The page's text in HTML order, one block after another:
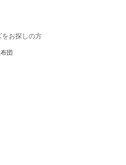
をお探しの方
団